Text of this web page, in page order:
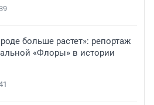
больше растет»: репортаж
«Флоры» в истории